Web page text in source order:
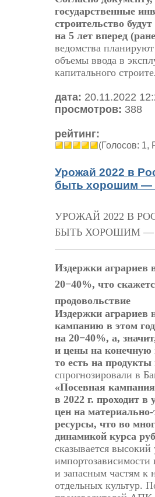
государственные
строительство
на 5 лет вперед
ведомства
объемы ввода в
капитального
дата: 20.11.2022
просмотров: 388
рейтинг:
(Голосов: 1,
Урожай 2022 в
быть хорошим —
УРОЖАЙ 2022 В
БЫТЬ ХОРОШИМ —
Издержки аграриев
20−40%, что
продовольствие
Издержки аграриев
кампанию в этом
на 20−40%, а,
и цены на конечную
то есть на продукты
спрогнозировали в
«Посевная кампания
в 2022 г. проходит в
цен на материально-
ресурсы, что во
динамикой курса
сказывается высокий
импортозависимости
и запасным частям к
отдельных культур.